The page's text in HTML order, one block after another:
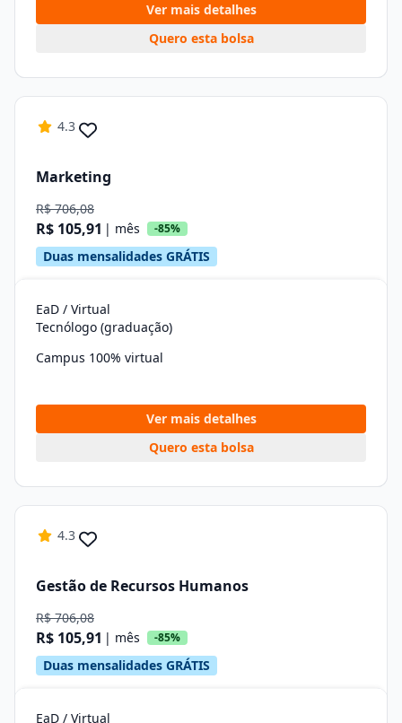
Ver mais detalhes
Quero esta bolsa
4.3
Marketing
R$ 706,08
R$ 105,91 | mês -85%
Duas mensalidades GRÁTIS
EaD / Virtual
Tecnólogo (graduação)
Campus 100% virtual
Ver mais detalhes
Quero esta bolsa
4.3
Gestão de Recursos Humanos
R$ 706,08
R$ 105,91 | mês -85%
Duas mensalidades GRÁTIS
EaD / Virtual